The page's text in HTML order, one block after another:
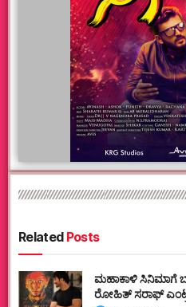
RelatedPosts
ಮಹಾಕಾಳಿ ಸಿನಿಮಾಗೆ
ರೋಹಿತ್ ಸರಾಫ್